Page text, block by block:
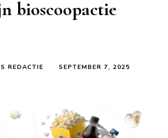
bioscoopactie
REDACTIE
SEPTEMBER 7, 2025